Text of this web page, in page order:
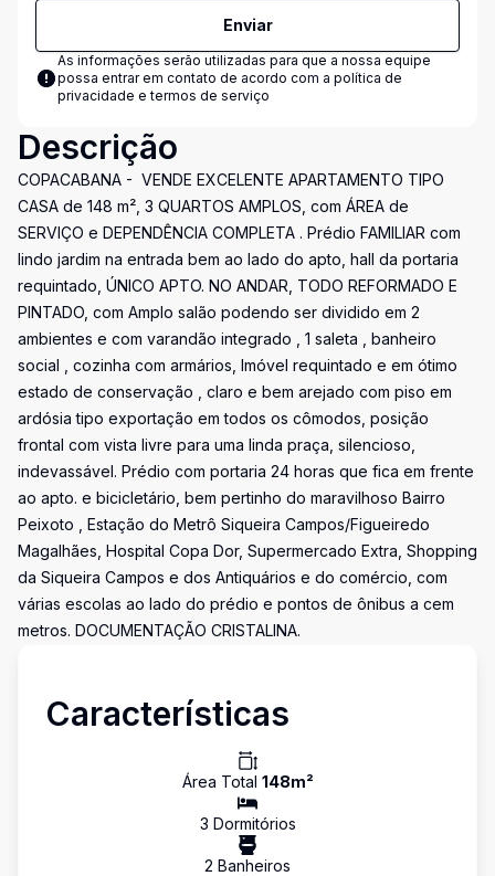
Enviar
As informações serão utilizadas para que a nossa equipe
possa entrar em contato de acordo com a política de
privacidade e termos de serviço
Descrição
COPACABANA - VENDE EXCELENTE APARTAMENTO TIPO
CASA de 148 m², 3 QUARTOS AMPLOS, com ÁREA de
SERVIÇO e DEPENDÊNCIA COMPLETA . Prédio FAMILIAR com
lindo jardim na entrada bem ao lado do apto, hall da portaria
requintado, ÚNICO APTO. NO ANDAR, TODO REFORMADO E
PINTADO, com Amplo salão podendo ser dividido em 2
ambientes e com varandão integrado , 1 saleta , banheiro
social , cozinha com armários, Imóvel requintado e em ótimo
estado de conservação , claro e bem arejado com piso em
ardósia tipo exportação em todos os cômodos, posição
frontal com vista livre para uma linda praça, silencioso,
indevassável. Prédio com portaria 24 horas que fica em frente
ao apto. e bicicletário, bem pertinho do maravilhoso Bairro
Peixoto , Estação do Metrô Siqueira Campos/Figueiredo
Magalhães, Hospital Copa Dor, Supermercado Extra, Shopping
da Siqueira Campos e dos Antiquários e do comércio, com
várias escolas ao lado do prédio e pontos de ônibus a cem
metros. DOCUMENTAÇÃO CRISTALINA.
Características
Área Total 148m²
3 Dormitórios
2 Banheiros